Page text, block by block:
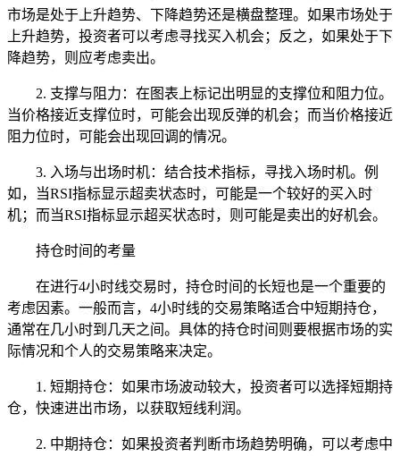
市场是处于上升趋势、下降趋势还是横盘整理。如果市场处于
上升趋势，投资者可以考虑寻找买入机会；反之，如果处于下
降趋势，则应考虑卖出。
2. 支撑与阻力：在图表上标记出明显的支撑位和阻力位。
当价格接近支撑位时，可能会出现反弹的机会；而当价格接近
阻力位时，可能会出现回调的情况。
3. 入场与出场时机：结合技术指标，寻找入场时机。例
如，当RSI指标显示超卖状态时，可能是一个较好的买入时
机；而当RSI指标显示超买状态时，则可能是卖出的好机会。
持仓时间的考量
在进行4小时线交易时，持仓时间的长短也是一个重要的
考虑因素。一般而言，4小时线的交易策略适合中短期持仓，
通常在几小时到几天之间。具体的持仓时间则要根据市场的实
际情况和个人的交易策略来决定。
1. 短期持仓：如果市场波动较大，投资者可以选择短期持
仓，快速进出市场，以获取短线利润。
2. 中期持仓：如果投资者判断市场趋势明确，可以考虑中